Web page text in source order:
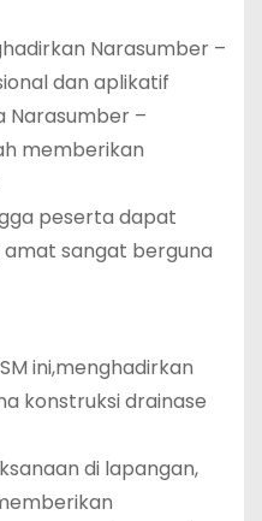
Narasumber –
dan aplikatif
Narasumber –
memberikan
peserta dapat
sangat berguna
ini,menghadirkan
konstruksi drainase
di lapangan,